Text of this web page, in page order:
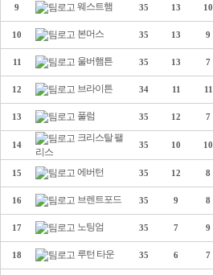
9 웨스트햄 35 13 10
10 본머스 35 13 9
11 울버햄튼 35 13 7
12 브라이튼 34 11 11
13 풀럼 35 12 7
14
크리스탈 팰
리스
35 10 10
15 에버턴 35 12 8
16 브렌트포드 35 9 8
17 노팅엄 35 7 9
18 루턴 타운 35 6 7